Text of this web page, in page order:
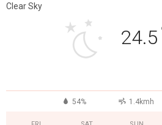
Clear Sky
24.5
54% 1.4kmh